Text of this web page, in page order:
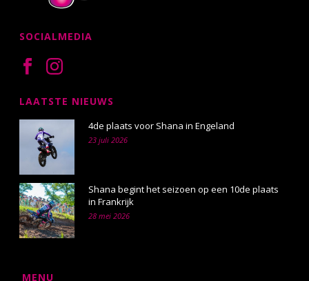
SOCIALMEDIA
LAATSTE NIEUWS
4de plaats voor Shana in Engeland
23 juli 2026
Shana begint het seizoen op een 10de plaats
in Frankrijk
28 mei 2026
MENU